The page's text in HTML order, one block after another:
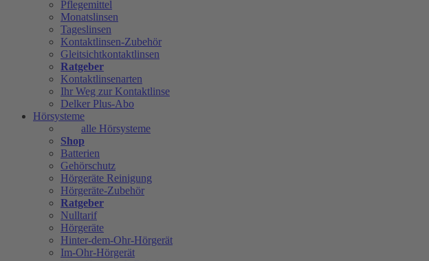
Pflegemittel
Monatslinsen
Tageslinsen
Kontaktlinsen-Zubehör
Gleitsichtkontaktlinsen
Ratgeber
Kontaktlinsenarten
Ihr Weg zur Kontaktlinse
Delker Plus-Abo
Hörsysteme
alle Hörsysteme
Shop
Batterien
Gehörschutz
Hörgeräte Reinigung
Hörgeräte-Zubehör
Ratgeber
Nulltarif
Hörgeräte
Hinter-dem-Ohr-Hörgerät
Im-Ohr-Hörgerät